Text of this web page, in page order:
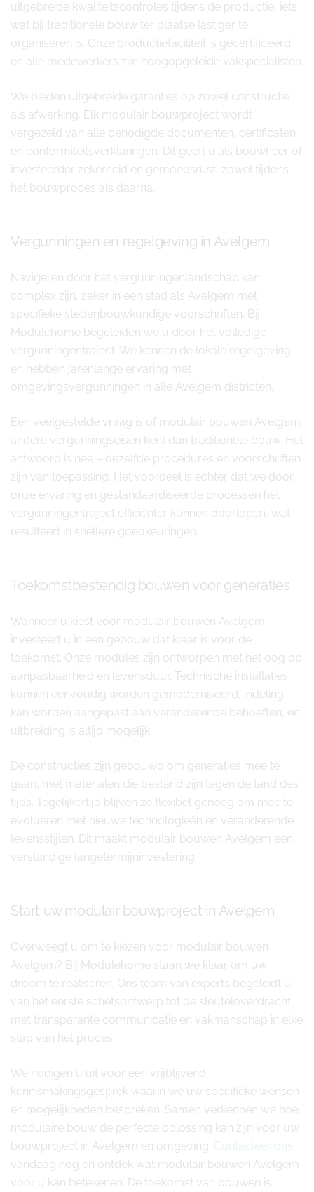
uitgebreide kwaliteitscontroles tijdens de productie, iets
wat bij traditionele bouw ter plaatse lastiger te
organiseren is. Onze productiefaciliteit is gecertificeerd
en alle medewerkers zijn hoogopgeleide vakspecialisten.
We bieden uitgebreide garanties op zowel constructie
als afwerking. Elk modulair bouwproject wordt
vergezeld van alle benodigde documenten, certificaten
en conformiteitsverklaringen. Dit geeft u als bouwheer of
investeerder zekerheid en gemoedsrust, zowel tijdens
het bouwproces als daarna.
Vergunningen en regelgeving in Avelgem
Navigeren door het vergunningenlandschap kan
complex zijn, zeker in een stad als Avelgem met
specifieke stedenbouwkundige voorschriften. Bij
Modulehome begeleiden we u door het volledige
vergunningentraject. We kennen de lokale regelgeving
en hebben jarenlange ervaring met
omgevingsvergunningen in alle Avelgem districten.
Een veelgestelde vraag is of modulair bouwen Avelgem
andere vergunningseisen kent dan traditionele bouw. Het
antwoord is nee – dezelfde procedures en voorschriften
zijn van toepassing. Het voordeel is echter dat we door
onze ervaring en gestandaardiseerde processen het
vergunningentraject efficiënter kunnen doorlopen, wat
resulteert in snellere goedkeuringen.
Toekomstbestendig bouwen voor generaties
Wanneer u kiest voor modulair bouwen Avelgem,
investeert u in een gebouw dat klaar is voor de
toekomst. Onze modules zijn ontworpen met het oog op
aanpasbaarheid en levensduur. Technische installaties
kunnen eenvoudig worden gemoderniseerd, indeling
kan worden aangepast aan veranderende behoeften, en
uitbreiding is altijd mogelijk.
De constructies zijn gebouwd om generaties mee te
gaan, met materialen die bestand zijn tegen de tand des
tijds. Tegelijkertijd blijven ze flexibel genoeg om mee te
evolueren met nieuwe technologieën en veranderende
levensstijlen. Dit maakt modulair bouwen Avelgem een
verstandige langetermijninvestering.
Start uw modulair bouwproject in Avelgem
Overweegt u om te kiezen voor modulair bouwen
Avelgem? Bij Modulehome staan we klaar om uw
droom te realiseren. Ons team van experts begeleidt u
van het eerste schetsontwerp tot de sleuteloverdracht,
met transparante communicatie en vakmanschap in elke
stap van het proces.
We nodigen u uit voor een vrijblijvend
kennismakingsgesprek waarin we uw specifieke wensen
en mogelijkheden bespreken. Samen verkennen we hoe
modulaire bouw de perfecte oplossing kan zijn voor uw
bouwproject in Avelgem en omgeving. Contacteer ons
vandaag nog en ontdek wat modulair bouwen Avelgem
voor u kan betekenen. De toekomst van bouwen is